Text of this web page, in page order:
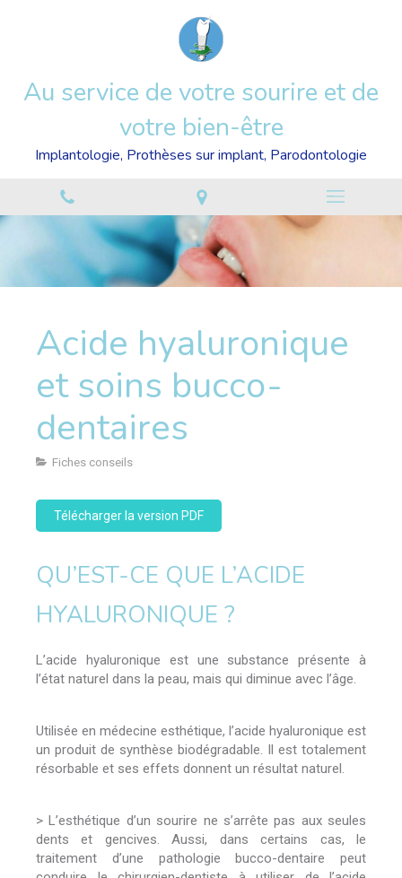
Au service de votre sourire et de
votre bien-être
Implantologie, Prothèses sur implant, Parodontologie
Acide hyaluronique
et soins bucco-
dentaires
Fiches conseils
Télécharger la version PDF
QU’EST-CE QUE L’ACIDE
HYALURONIQUE ?
L’acide hyaluronique est une substance présente à
l’état naturel dans la peau, mais qui diminue avec l’âge.
Utilisée en médecine esthétique, l’acide hyaluronique est
un produit de synthèse biodégradable. Il est totalement
résorbable et ses effets donnent un résultat naturel.
> L’esthétique d’un sourire ne s’arrête pas aux seules
dents et gencives. Aussi, dans certains cas, le
traitement d’une pathologie bucco-dentaire peut